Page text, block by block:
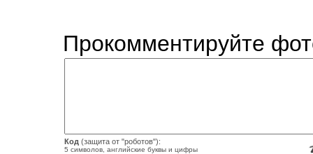
Прокомментируйте
Код (защита от "роботов"):
5 символов, английские буквы и цифры